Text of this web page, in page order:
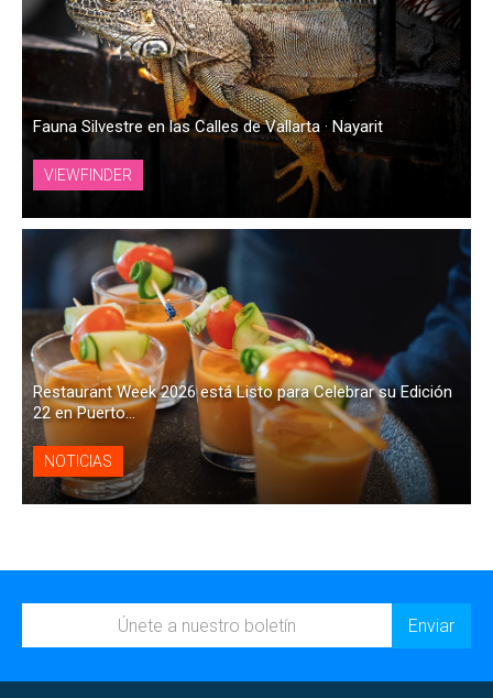
Fauna Silvestre en las Calles de Vallarta · Nayarit
VIEWFINDER
Restaurant Week 2026 está Listo para Celebrar su Edición
22 en Puerto...
NOTICIAS